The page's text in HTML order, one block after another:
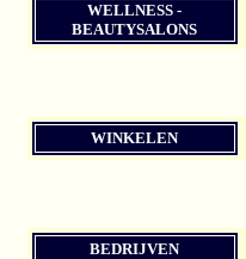
WELLNESS -
BEAUTYSALONS
WINKELEN
BEDRIJVEN